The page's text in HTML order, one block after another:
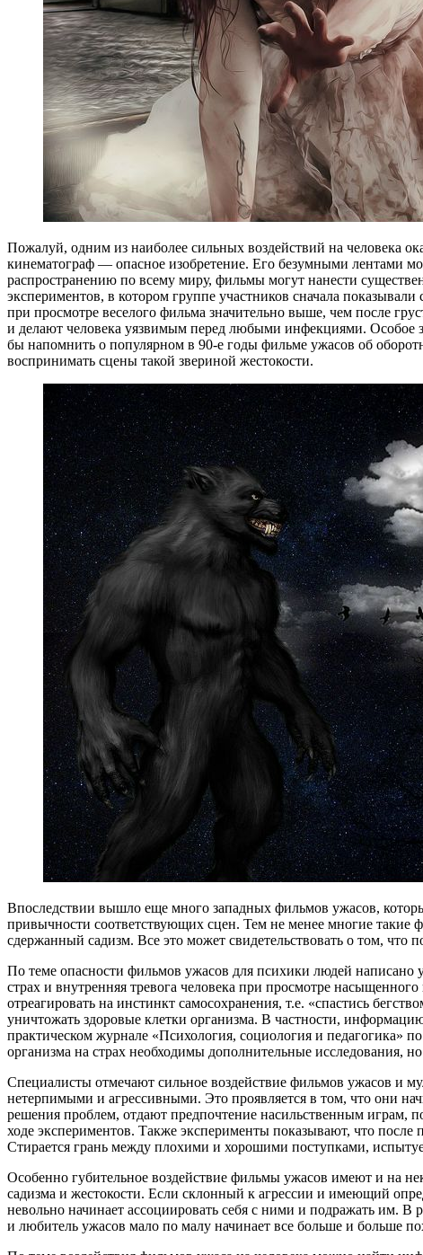
Пожалуй, одним из наиболее сильных воздействий на человека
кинематограф — опасное изобретение. Его безумными лентами
распространению по всему миру, фильмы могут нанести
экспериментов, в котором группе участников сначала
при просмотре веселого фильма значительно выше, чем после
и делают человека уязвимым перед любыми инфекциями. Особое
бы напомнить о популярном в 90-е годы фильме ужасов об
воспринимать сцены такой звериной жестокости.
Впоследствии вышло еще много западных фильмов ужасов,
привычности соответствующих сцен. Тем не менее многие
сдержанный садизм. Все это может свидетельствовать о том, что
По теме опасности фильмов ужасов для психики людей написано
страх и внутренняя тревога человека при просмотре
отреагировать на инстинкт самосохранения, т.е. «спастись
уничтожать здоровые клетки организма. В частности,
практическом журнале «Психология, социология и педагогика» по
организма на страх необходимы дополнительные исследования, но
Специалисты отмечают сильное воздействие фильмов ужасов и
нетерпимыми и агрессивными. Это проявляется в том, что они
решения проблем, отдают предпочтение насильственным играм,
ходе экспериментов. Также эксперименты показывают, что
Стирается грань между плохими и хорошими поступками,
Особенно губительное воздействие фильмы ужасов имеют и на
садизма и жестокости. Если склонный к агрессии и имеющий
невольно начинает ассоциировать себя с ними и подражать им. В
и любитель ужасов мало по малу начинает все больше и больше